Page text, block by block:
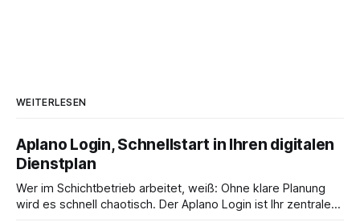
WEITERLESEN
Aplano Login, Schnellstart in Ihren digitalen
Dienstplan
Wer im Schichtbetrieb arbeitet, weiß: Ohne klare Planung
wird es schnell chaotisch. Der Aplano Login ist Ihr zentraler